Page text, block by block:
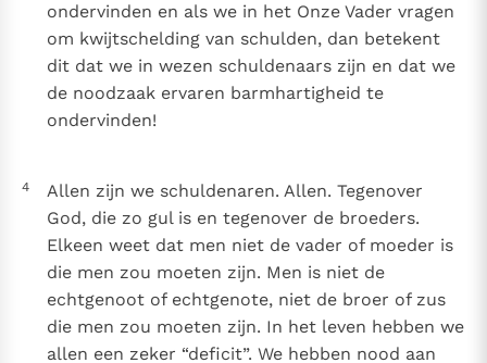
ondervinden en als we in het Onze Vader vragen
om kwijtschelding van schulden, dan betekent
dit dat we in wezen schuldenaars zijn en dat we
de noodzaak ervaren barmhartigheid te
ondervinden!
4
Allen zijn we schuldenaren. Allen. Tegenover
God, die zo gul is en tegenover de broeders.
Elkeen weet dat men niet de vader of moeder is
die men zou moeten zijn. Men is niet de
echtgenoot of echtgenote, niet de broer of zus
die men zou moeten zijn. In het leven hebben we
allen een zeker “deficit”. We hebben nood aan